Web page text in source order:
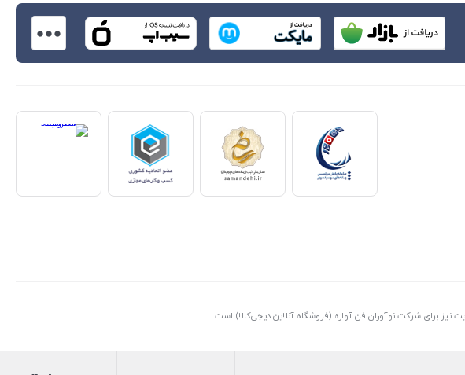
اطلاعات بیشتر
برای شرکت نوآوران فن آوازه (فروشگاه آنلاین دیجی‌کالا) است.